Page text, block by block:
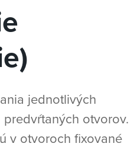
jednotlivých
otvorov.
v otvoroch fixované